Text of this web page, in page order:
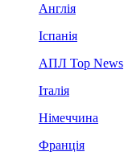
Англія
Іспанія
АПЛ Top News
Італія
Німеччина
Франція